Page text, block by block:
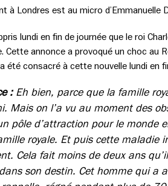
à Londres est au micro
lundi en fin de journée que le roi
Cette annonce a provoqué un choc au
été consacré à cette nouvelle lundi en
: Eh bien, parce que la famille
Mais on l’a vu au moment des
pôle d’attraction pour le monde
royale. Et puis cette maladie
Cela fait moins de deux ans
son destin. Cet homme qui a